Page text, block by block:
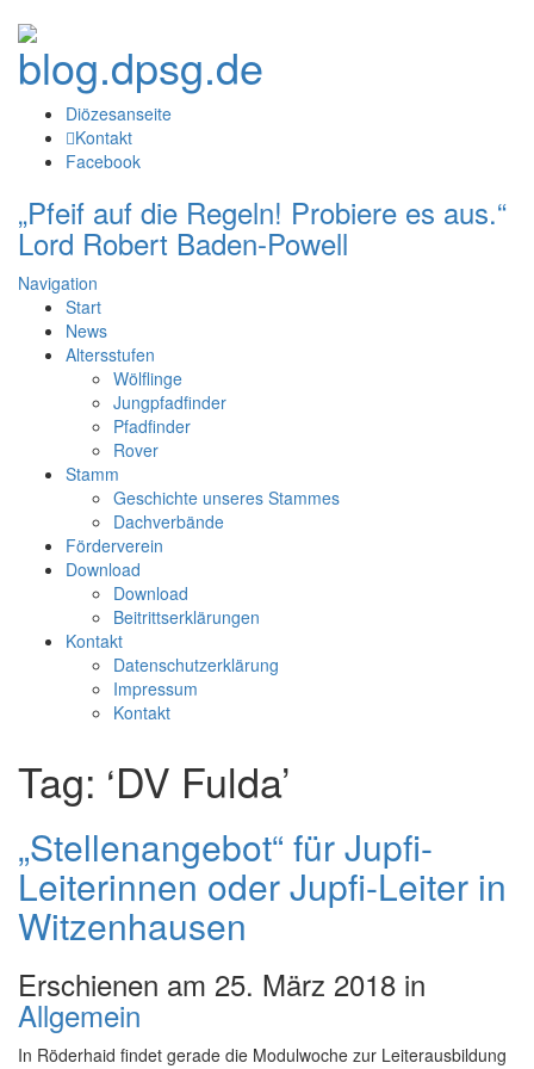
Diözesanseite
Kontakt
Facebook
„Pfeif auf die Regeln! Probiere es aus.“
Lord Robert Baden-Powell
Navigation
Start
News
Altersstufen
Wölflinge
Jungpfadfinder
Pfadfinder
Rover
Stamm
Geschichte unseres Stammes
Dachverbände
Förderverein
Download
Download
Beitrittserklärungen
Kontakt
Datenschutzerklärung
Impressum
Kontakt
Tag: ‘DV Fulda’
„Stellenangebot“ für Jupfi-
Leiterinnen oder Jupfi-Leiter in
Witzenhausen
Erschienen am 25. März 2018 in
Allgemein
In Röderhaid findet gerade die Modulwoche zur Leiterausbildung